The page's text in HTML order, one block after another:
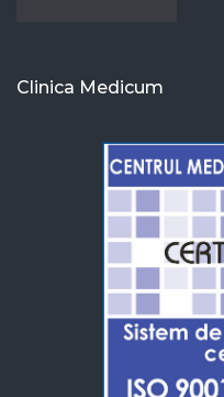
Clinica Medicum